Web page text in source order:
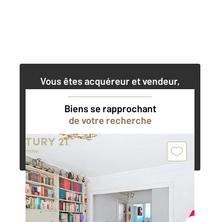
Vous êtes acquéreur et vendeur,
Contacter l'agence
Biens se rapprochant
de votre recherche